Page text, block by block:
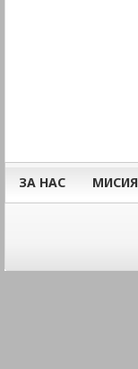
ЗА НАС МИСИЯ